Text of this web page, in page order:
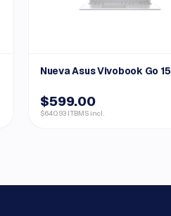
Nueva Asus Vivobook Go 15
$599.00
$640.93 ITBMS incl.